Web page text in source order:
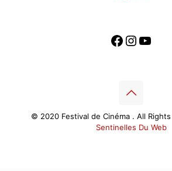
Facebook
© 2020 Festival de Cinéma . All
Sentinelles Du Web